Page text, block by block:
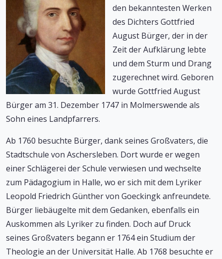
den bekanntesten Werken
des Dichters Gottfried
August Bürger, der in der
Zeit der Aufklärung lebte
und dem Sturm und Drang
zugerechnet wird. Geboren
wurde Gottfried August
Bürger am 31. Dezember 1747 in Molmerswende als
Sohn eines Landpfarrers.
Ab 1760 besuchte Bürger, dank seines Großvaters, die
Stadtschule von Aschersleben. Dort wurde er wegen
einer Schlägerei der Schule verwiesen und wechselte
zum Pädagogium in Halle, wo er sich mit dem Lyriker
Leopold Friedrich Günther von Goeckingk anfreundete.
Bürger liebäugelte mit dem Gedanken, ebenfalls ein
Auskommen als Lyriker zu finden. Doch auf Druck
seines Großvaters begann er 1764 ein Studium der
Theologie an der Universität Halle. Ab 1768 besuchte er